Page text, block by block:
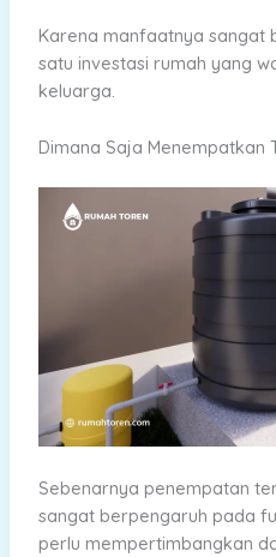
Karena manfaatnya sangat
satu investasi rumah yang
keluarga.
Dimana Saja Menempatkan
Sebenarnya penempatan
sangat berpengaruh pada
perlu mempertimbangkan